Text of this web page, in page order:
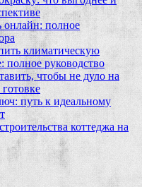
онлайн: полное
климатическую
полное руководство
чтобы не дуло на
путь к идеальному
коттеджа на